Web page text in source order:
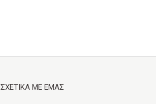
ΣΧΕΤΙΚΑ ΜΕ ΕΜΑΣ